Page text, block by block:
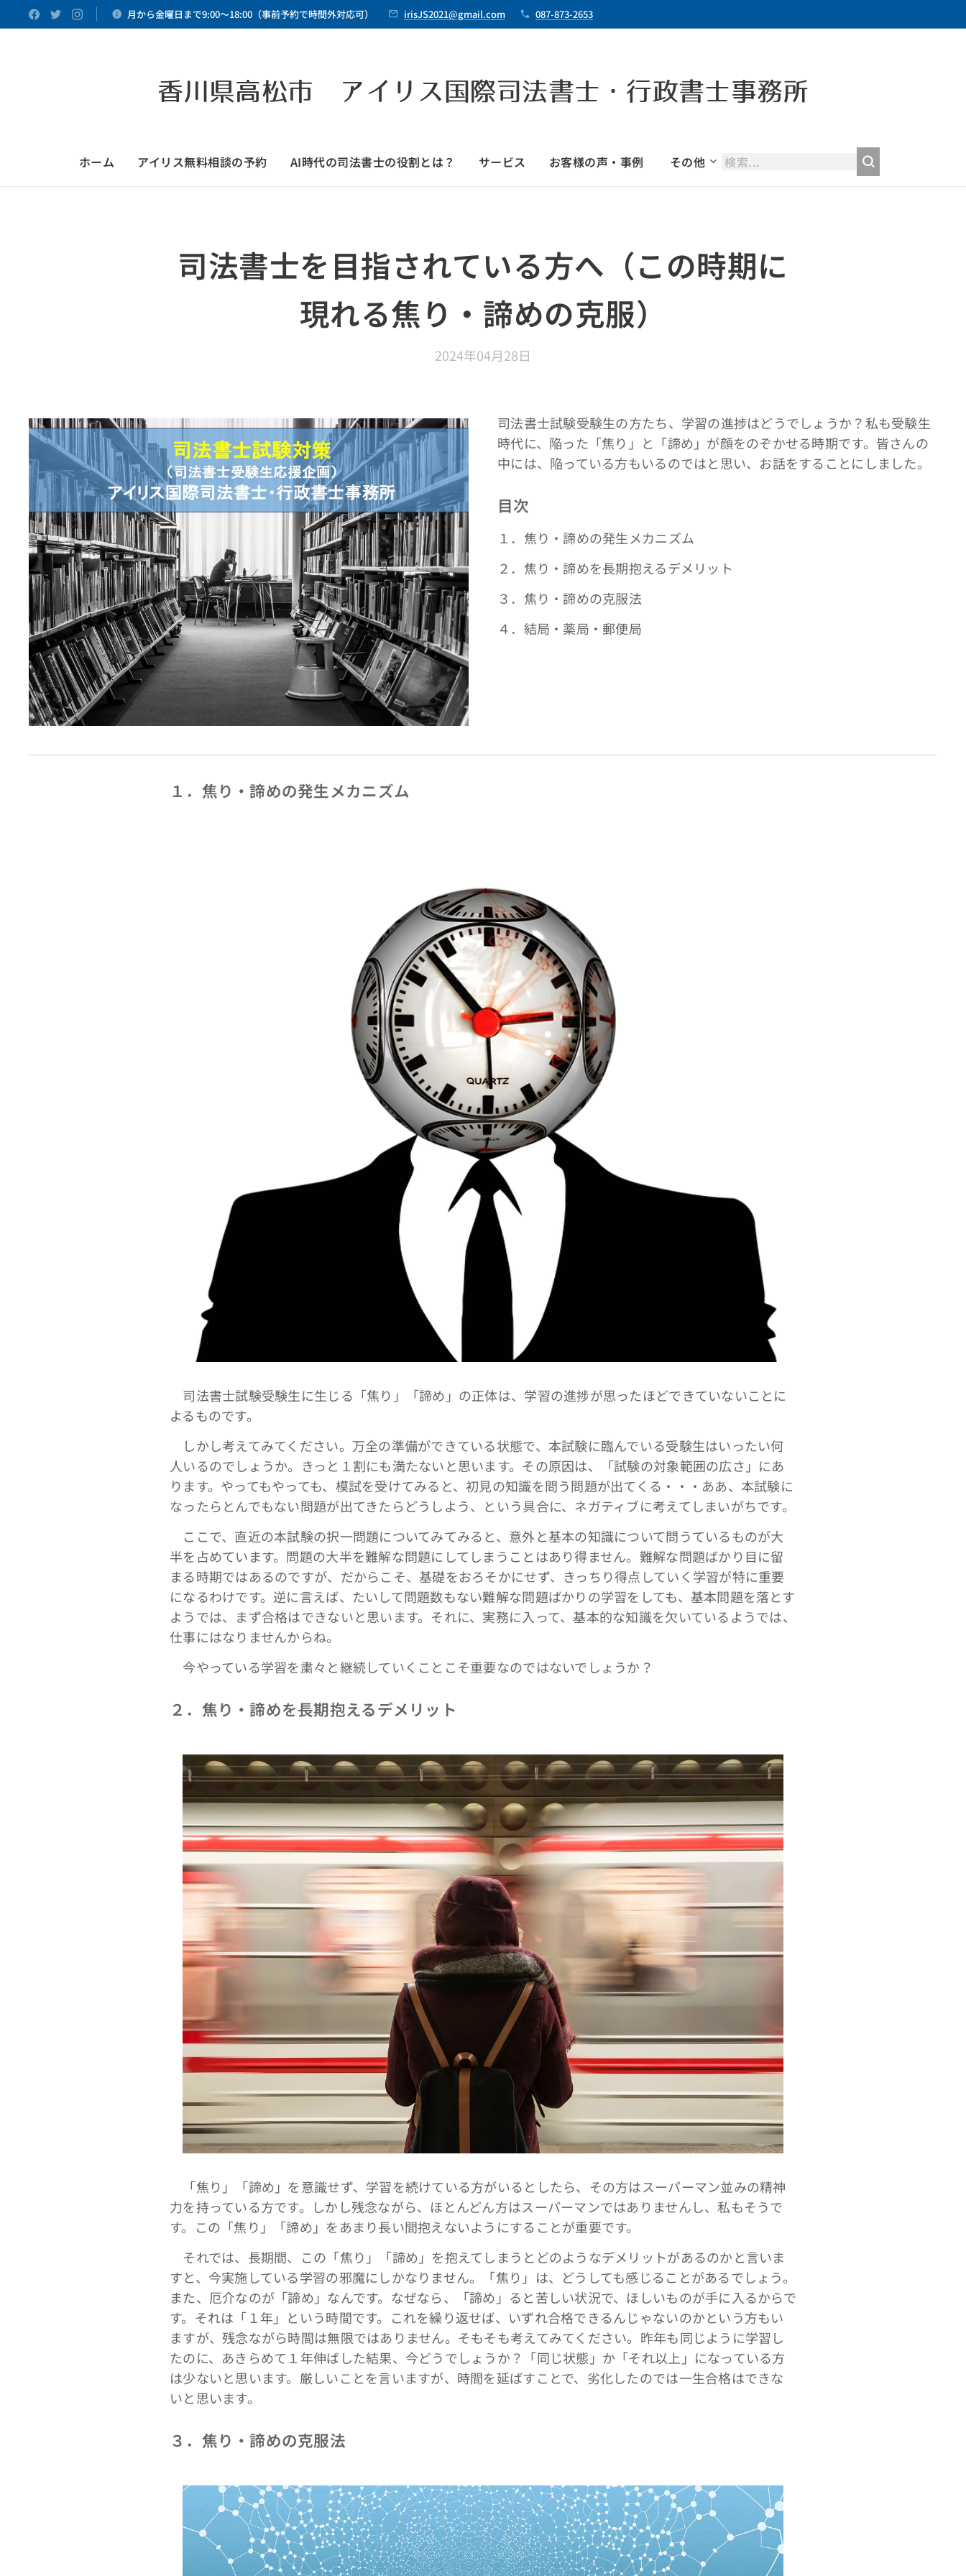
月から金曜日まで9:00～18:00（事前予約で時間外対応可） irisJS2021@gmail.com 087-873-2653
香川県高松市 アイリス国際司法書士・行政書士事務所
ホーム アイリス無料相談の予約 AI時代の司法書士の役割とは？ サービス お客様の声・事例 その他
司法書士を目指されている方へ（この時期に
現れる焦り・諦めの克服）
2024年04月28日
司法書士試験受験生の方たち、学習の進捗はどうでしょうか？私も受験生
時代に、陥った「焦り」と「諦め」が顔をのぞかせる時期です。皆さんの
中には、陥っている方もいるのではと思い、お話をすることにしました。
目次
１．焦り・諦めの発生メカニズム
２．焦り・諦めを長期抱えるデメリット
３．焦り・諦めの克服法
４．結局・薬局・郵便局
１．焦り・諦めの発生メカニズム
司法書士試験受験生に生じる「焦り」「諦め」の正体は、学習の進捗が思ったほどできていないことに
よるものです。
しかし考えてみてください。万全の準備ができている状態で、本試験に臨んでいる受験生はいったい何
人いるのでしょうか。きっと１割にも満たないと思います。その原因は、「試験の対象範囲の広さ」にあ
ります。やってもやっても、模試を受けてみると、初見の知識を問う問題が出てくる・・・ああ、本試験に
なったらとんでもない問題が出てきたらどうしよう、という具合に、ネガティブに考えてしまいがちです。
ここで、直近の本試験の択一問題についてみてみると、意外と基本の知識について問うているものが大
半を占めています。問題の大半を難解な問題にしてしまうことはあり得ません。難解な問題ばかり目に留
まる時期ではあるのですが、だからこそ、基礎をおろそかにせず、きっちり得点していく学習が特に重要
になるわけです。逆に言えば、たいして問題数もない難解な問題ばかりの学習をしても、基本問題を落とす
ようでは、まず合格はできないと思います。それに、実務に入って、基本的な知識を欠いているようでは、
仕事にはなりませんからね。
今やっている学習を粛々と継続していくことこそ重要なのではないでしょうか？
２．焦り・諦めを長期抱えるデメリット
「焦り」「諦め」を意識せず、学習を続けている方がいるとしたら、その方はスーパーマン並みの精神
力を持っている方です。しかし残念ながら、ほとんどん方はスーパーマンではありませんし、私もそうで
す。この「焦り」「諦め」をあまり長い間抱えないようにすることが重要です。
それでは、長期間、この「焦り」「諦め」を抱えてしまうとどのようなデメリットがあるのかと言いま
すと、今実施している学習の邪魔にしかなりません。「焦り」は、どうしても感じることがあるでしょう。
また、厄介なのが「諦め」なんです。なぜなら、「諦め」ると苦しい状況で、ほしいものが手に入るからで
す。それは「１年」という時間です。これを繰り返せば、いずれ合格できるんじゃないのかという方もい
ますが、残念ながら時間は無限ではありません。そもそも考えてみてください。昨年も同じように学習し
たのに、あきらめて１年伸ばした結果、今どうでしょうか？「同じ状態」か「それ以上」になっている方
は少ないと思います。厳しいことを言いますが、時間を延ばすことで、劣化したのでは一生合格はできな
いと思います。
３．焦り・諦めの克服法